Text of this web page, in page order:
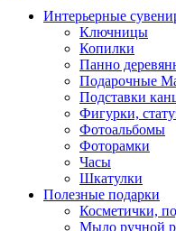
Интерьерные
Ключницы
Копилки
Панно
Подарочные
Подставки
Фигурки,
Фотоальбомы
Фоторамки
Часы
Шкатулки
Полезные подарки
Косметички,
Мыло ручной